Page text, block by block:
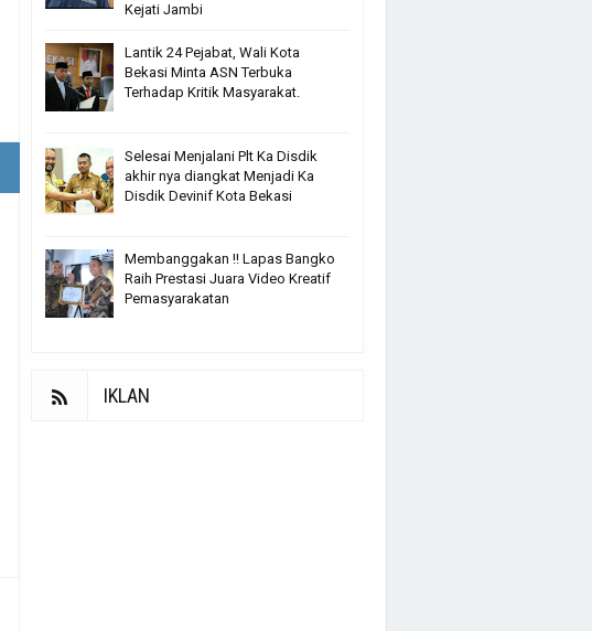
Kejati Jambi
Lantik 24 Pejabat, Wali Kota
Bekasi Minta ASN Terbuka
Terhadap Kritik Masyarakat.
Selesai Menjalani Plt Ka Disdik
akhir nya diangkat Menjadi Ka
Disdik Devinif Kota Bekasi
Membanggakan !! Lapas Bangko
Raih Prestasi Juara Video Kreatif
Pemasyarakatan
IKLAN